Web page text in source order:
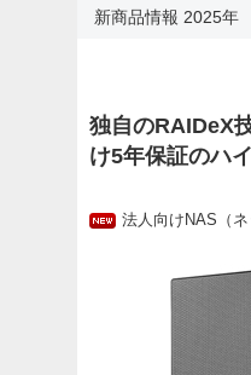
新商品情報 2025年
独自のRAIDeX
け5年保証のハ
法人向けNAS（